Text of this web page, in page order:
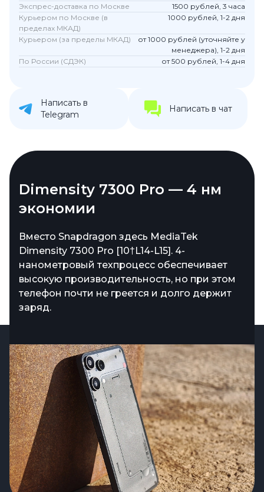
Экспрес-доставка по Москве
1500 рублей, 3 часа
Курьером по Москве (в
пределах МКАД)
1000 рублей, 1-2 дня
Курьером (за пределы МКАД)
от 1000 рублей (уточняйте у
менеджера), 1-2 дня
По России (СДЭК)
от 500 рублей, 1-4 дня
Написать в
Telegram
Написать в чат
Dimensity 7300 Pro — 4 нм
экономии
Вместо Snapdragon здесь MediaTek
Dimensity 7300 Pro [10†L14-L15]. 4-
нанометровый техпроцесс обеспечивает
высокую производительность, но при этом
телефон почти не греется и долго держит
заряд.